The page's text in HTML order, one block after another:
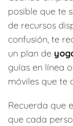
posible que te
de recursos
confusión, te
un plan de
guías en línea
móviles que te
Recuerda que
que cada